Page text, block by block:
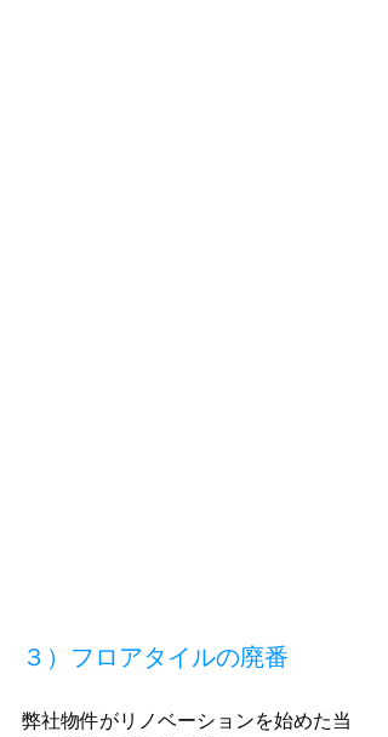
３）フロアタイルの廃番
弊社物件がリノベーションを始めた当